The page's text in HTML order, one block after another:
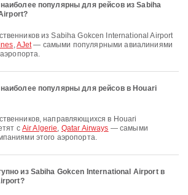
популярны для рейсов из Sabiha
,AJet— самыми популярными авиалиниями
популярны для рейсов в Houari
с Air Algerie, Qatar Airways — самыми
этого аэропорта.
из Sabiha Gokcen International Airport в